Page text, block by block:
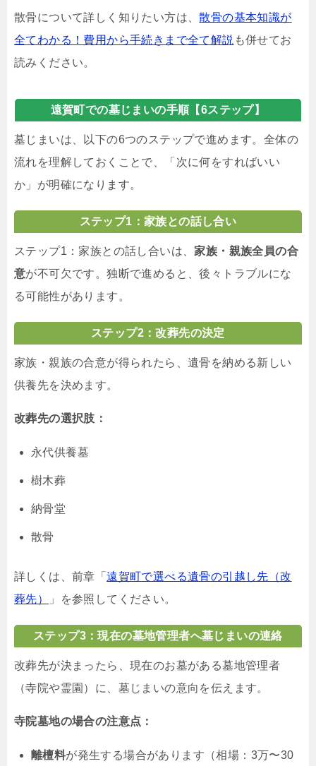
散骨について詳しく知りたい方は、散骨の基本知識が
全てわかる！費用から手続きまで全て解説 も併せてお
読みください。
遠賀町での墓じまいの手順【6ステップ】
墓じまいは、以下の6つのステップで進めます。全体の
流れを理解しておくことで、「次に何をすればいい
か」が明確になります。
ステップ1：家族との話し合い
ステップ1：家族との話し合いは、 家族・親族全員の合
意が不可欠です。独断で進めると、後々トラブルにな
る可能性があります。
ステップ2：改葬先の決定
家族・親族の合意が得られたら、遺骨を納める新しい
供養先を決めます。
改葬先の選択肢：
永代供養墓
樹木葬
納骨堂
散骨
詳しくは、前章「遠賀町で選べる遺骨の引越し先（改
葬先）
」を参照してください。
ステップ3：現在の墓地管理者へ墓じまいの連絡
改葬先が決まったら、現在のお墓がある墓地管理者
（寺院や霊園）に、墓じまいの意向を伝えます。
寺院墓地の場合の注意点：
離檀料が発生する場合があります（相場：3万〜30